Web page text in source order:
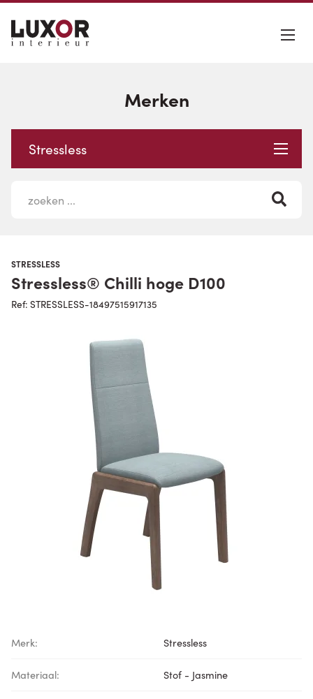
Merken
Stressless
STRESSLESS
Stressless® Chilli hoge D100
Ref: STRESSLESS-18497515917135
Merk: Stressless
Materiaal: Stof - Jasmine